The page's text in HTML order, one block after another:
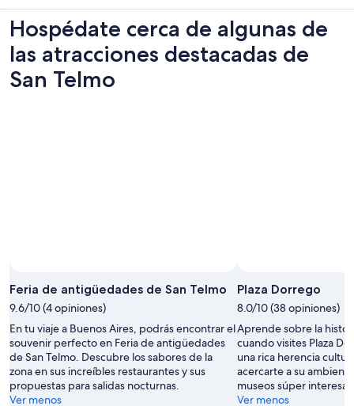
Hospédate cerca de algunas de
las atracciones destacadas de
San Telmo
Feria de antigüedades de San Telmo
9.6/10 (4 opiniones)
En tu viaje a Buenos Aires, podrás encontrar el
souvenir perfecto en Feria de antigüedades
de San Telmo. Descubre los sabores de la
zona en sus increíbles restaurantes y sus
propuestas para salidas nocturnas.
Ver menos
Plaza Dorrego
8.0/10 (38 opiniones)
Aprende sobre la
cuando visites Plaza
una rica herencia
acercarte a su
museos súper
Ver menos